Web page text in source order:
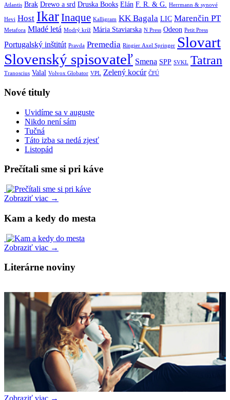
Atlantis Brak Drewo a srd Druska Books Elán F. R. & G. Herrmann & synové
Hevi Host IkarInaque Kalligram KK Bagala LIC Marenčin PT
Metafora Mladé letá Modrý kríž Mária Staviarska N Press Odeon Petit Press
Portugalský inštitút Pravda Premedia Ringier Axel Springer Slovart
Slovenský spisovateľ Smena SPP SVKL Tatran
Tranoscius Valal Volvox Globator VPL Zelený kocúr ČFÚ
Nové tituly
Uvidíme sa v auguste
Nikdo není sám
Tučná
Táto izba sa nedá zjesť
Listopád
Prečítali sme si pri káve
Zobraziť viac →
Kam a kedy do mesta
Zobraziť viac →
Literárne noviny